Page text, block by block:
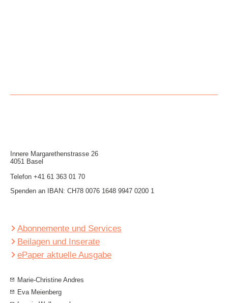
Innere Mar­garethen­strasse 26
4051 Basel
Telefon +41 61 363 01 70
Spenden an IBAN: CH78 0076 1648 9947 0200 1
Abonnemente und Services
Beilagen und Inserate
ePaper aktuelle Ausgabe
Marie-Christine Andres
Eva Meienberg